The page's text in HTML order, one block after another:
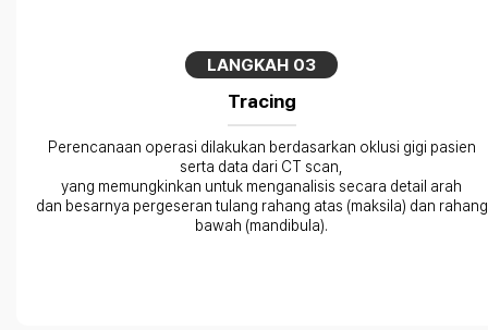
LANGKAH 03
Tracing
Perencanaan operasi dilakukan berdasarkan oklusi gigi pasien
serta data dari CT scan,
yang memungkinkan untuk menganalisis secara detail arah
dan besarnya pergeseran tulang rahang atas (maksila) dan rahang
bawah (mandibula).